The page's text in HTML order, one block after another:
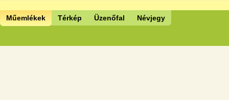
Műemlékek Térkép Üzenőfal Névjegy